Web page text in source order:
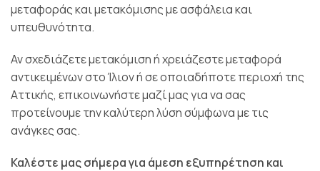
μεταφοράς και μετακόμισης με ασφάλεια και
υπευθυνότητα.
Αν σχεδιάζετε μετακόμιση ή χρειάζεστε μεταφορά
αντικειμένων στο Ίλιον ή σε οποιαδήποτε περιοχή της
Αττικής, επικοινωνήστε μαζί μας για να σας
προτείνουμε την καλύτερη λύση σύμφωνα με τις
ανάγκες σας.
Καλέστε μας σήμερα για άμεση εξυπηρέτηση και